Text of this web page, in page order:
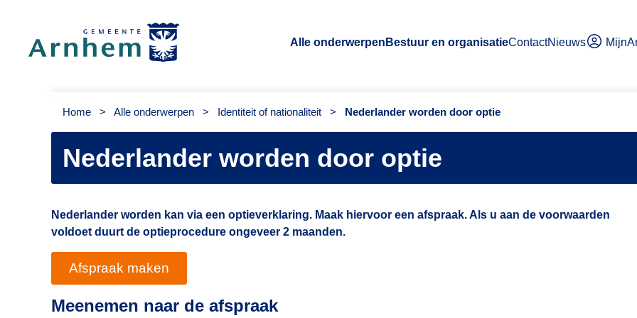
Alle onderwerpen Bestuur en organisatieContactNieuws
Home > Alle onderwerpen > Identiteit of nationaliteit > Nederlander worden door optie
Nederlander worden door optie
Nederlander worden kan via een optieverklaring. Maak hiervoor een afspraak. Als u aan de voorwaarden
voldoet duurt de optieprocedure ongeveer 2 maanden.
Afspraak maken
Meenemen naar de afspraak